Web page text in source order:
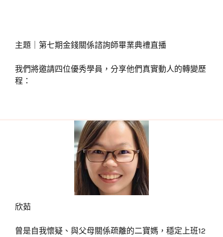
主題｜第七期金錢關係諮詢師畢業典禮直播
我們將邀請四位優秀學員，分享他們真實動人的轉變歷
程：
欣茹
曾是自我懷疑、與父母關係疏離的二寶媽，穩定上班12